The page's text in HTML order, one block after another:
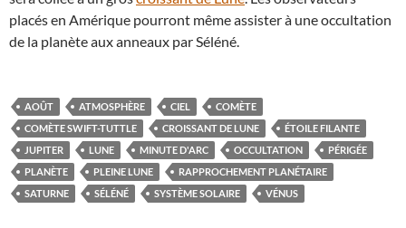
placés en Amérique pourront même assister à une occultation
de la planète aux anneaux par Séléné.
AOÛT ATMOSPHÈRE CIEL
COMÈTE
COMÈTE SWIFT-TUTTLE
CROISSANT DE LUNE
ÉTOILE FILANTE
JUPITER
LUNE MINUTE D'ARC OCCULTATION
PÉRIGÉE
PLANÈTE
PLEINE LUNE
RAPPROCHEMENT PLANÉTAIRE
SATURNE
SÉLÉNÉ SYSTÈME SOLAIRE VÉNUS